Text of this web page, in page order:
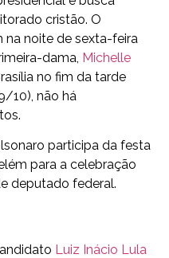
cristão. O
na noite de sexta-feira
dama, Michelle
no fim da tarde
10), não há
participa da festa
para a celebração
deputado federal.
Luiz Inácio Lula